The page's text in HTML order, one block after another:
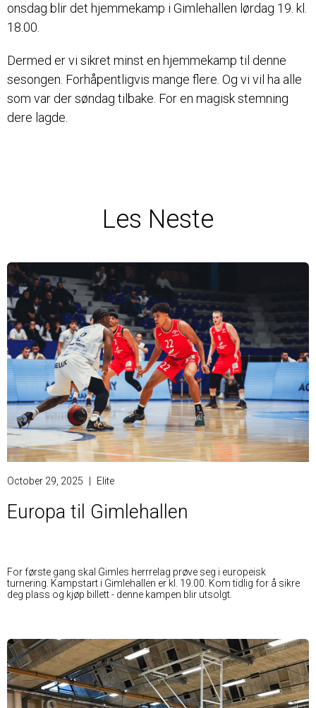
onsdag blir det hjemmekamp i Gimlehallen lørdag 19. kl.
18.00.
Dermed er vi sikret minst en hjemmekamp til denne
sesongen. Forhåpentligvis mange flere. Og vi vil ha alle
som var der søndag tilbake. For en magisk stemning
dere lagde.
Les Neste
October 29, 2025 Elite
Europa til Gimlehallen
For første gang skal Gimles herrrelag prøve seg i europeisk
turnering. Kampstart i Gimlehallen er kl. 19.00. Kom tidlig for å sikre
deg plass og kjøp billett - denne kampen blir utsolgt.